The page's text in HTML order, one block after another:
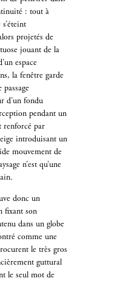
: tout à
projetés de
jouant de la
espace
la fenêtre garde
d’un fondu
pendant un
renforcé par
introduisant un
mouvement de
n’est qu’une
donc un
fixant son
dans un globe
comme une
le très gros
guttural
le seul mot de